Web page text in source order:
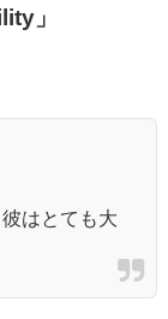
」
はとても大